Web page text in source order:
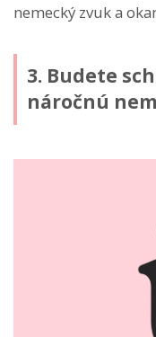
nemecký zvuk a
3. Budete
náročnú